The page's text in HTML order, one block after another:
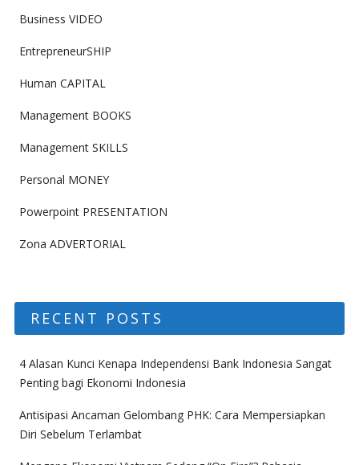
Business VIDEO
EntrepreneurSHIP
Human CAPITAL
Management BOOKS
Management SKILLS
Personal MONEY
Powerpoint PRESENTATION
Zona ADVERTORIAL
RECENT POSTS
4 Alasan Kunci Kenapa Independensi Bank Indonesia Sangat
Penting bagi Ekonomi Indonesia
Antisipasi Ancaman Gelombang PHK: Cara Mempersiapkan
Diri Sebelum Terlambat